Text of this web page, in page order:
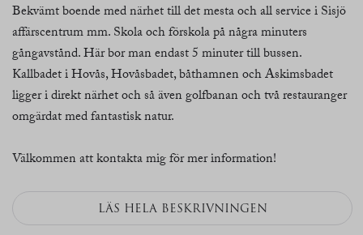
Bekvämt boende med närhet till det mesta och all service i Sisjö
affärscentrum mm. Skola och förskola på några minuters
gångavstånd. Här bor man endast 5 minuter till bussen.
Kallbadet i Hovås, Hovåsbadet, båthamnen och Askimsbadet
ligger i direkt närhet och så även golfbanan och två restauranger
omgärdat med fantastisk natur.
Välkommen att kontakta mig för mer information!
LÄS HELA BESKRIVNINGEN